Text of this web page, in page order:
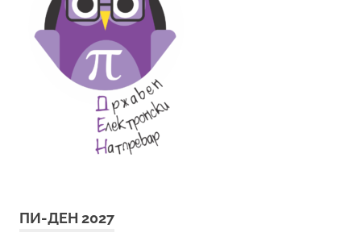
ПИ-ДЕН 2027